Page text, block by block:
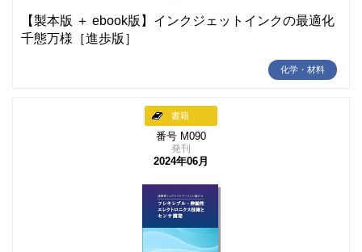
【製本版 ＋ ebook版】インクジェットインクの最適化
千態万様［進歩版］
化学・材料
書籍
番号 M090
発刊
2024年06月